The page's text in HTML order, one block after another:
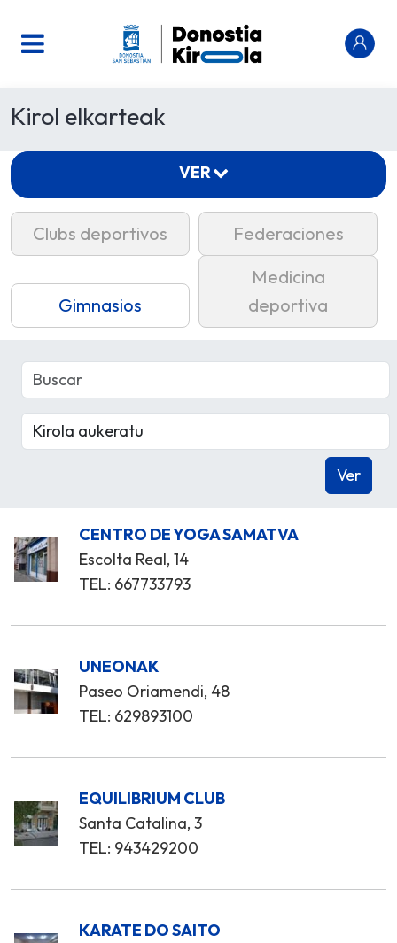
Kirol elkarteak
Clubs deportivos Federaciones
Gimnasios
Medicina
deportiva
CENTRO DE YOGA SAMATVA
Escolta Real, 14
TEL: 667733793
UNEONAK
Paseo Oriamendi, 48
TEL: 629893100
EQUILIBRIUM CLUB
Santa Catalina, 3
TEL: 943429200
KARATE DO SAITO
VER